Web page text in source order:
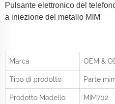
Pulsante elettronico del
a iniezione del metallo MIM
Marca OEM &
Tipo di prodotto Parte
Prodotto Modello MIM702